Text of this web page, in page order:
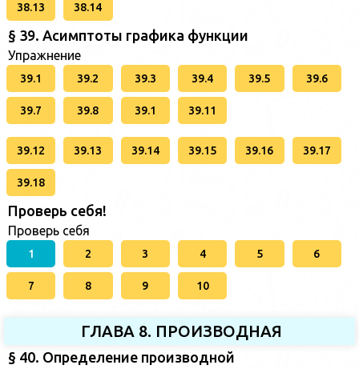
38.13 38.14
§ 39. Асимптоты графика функции
Упражнение
39.1 39.2 39.3 39.4 39.5 39.6
39.7 39.8 39.1 39.11
39.12 39.13 39.14 39.15 39.16 39.17
39.18
Проверь себя!
Проверь себя
1 2 3 4 5 6
7 8 9 10
ГЛАВА 8. ПРОИЗВОДНАЯ
§ 40. Определение производной